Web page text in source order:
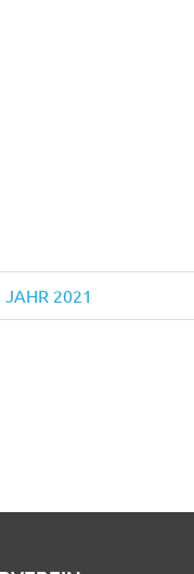
JAHR 2021